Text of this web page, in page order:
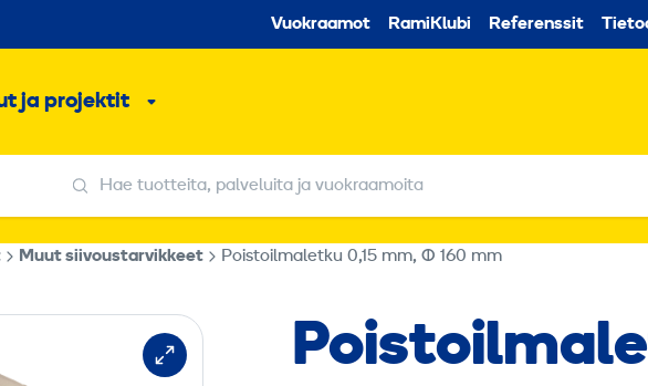
Toissijainen
Vuokraamot RamiKlubi Referenssit
ja projektit Alavalikko
Hae tuotteita, palveluita ja vuokraamoita
Hae tuotteita, palveluita ja vuokraamoita
Muut siivoustarvikkeet Poistoilmaletku 0,15 mm, Ø 160 mm